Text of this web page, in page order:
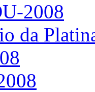
2008
da